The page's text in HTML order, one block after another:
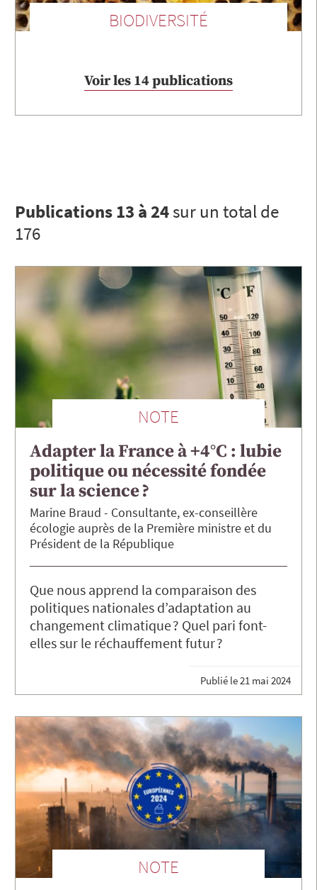
BIODIVERSITÉ
Voir les 14 publications
Publications 13 à 24sur un total de
176
NOTE
Adapter la France à +4°C : lubie
politique ou nécessité fondée
sur la science ?
Marine Braud
Consultante, ex-conseillère
écologie auprès de la Première ministre et du
Président de la République
Que nous apprend la comparaison des
politiques nationales d’adaptation au
changement climatique ? Quel pari font-
elles sur le réchauffement futur ?
Publié le21 mai 2024
NOTE